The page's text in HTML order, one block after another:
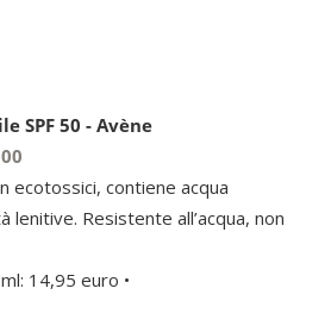
SPF 50 - Avène
ecotossici, contiene acqua
Resistente all’acqua, non
14,95 euro •